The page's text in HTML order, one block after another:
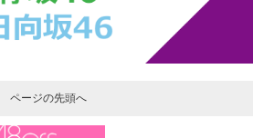
ページの先頭へ